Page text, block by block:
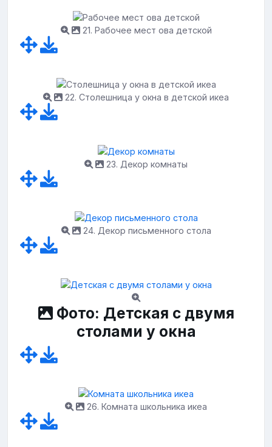
21. Рабочее мест ова детской
22. Столешница у окна в детской икеа
23. Декор комнаты
24. Декор письменного стола
Фото: Детская с двумя
столами у окна
26. Комната школьника икеа